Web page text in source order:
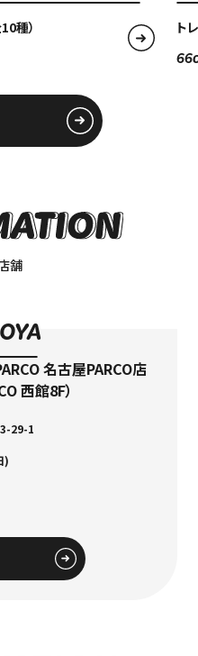
種） ト
舗
名古屋PARCO店
西館8F）
29-1
)